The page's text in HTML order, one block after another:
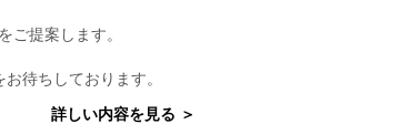
ご提案します。
待ちしております。
詳しい内容を見る ＞